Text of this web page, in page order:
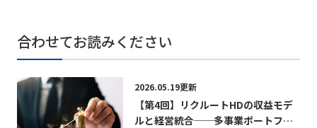
合わせてお読みください
2026.05.19更新
【第4回】リクルートHDの収益モデ
ルと経営統合──多事業ポートフォ